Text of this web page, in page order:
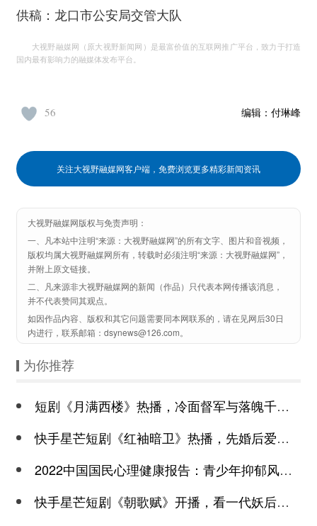
供稿：龙口市公安局交管大队
大视野融媒网（原大视野新闻网）是最富价值的互联网推广平台，致力于打造
国内最有影响力的融媒体发布平台。
编辑： 付琳峰
56
关注大视野融媒网客户端，免费浏览更多精彩新闻资讯
大视野融媒网版权与免责声明：
一、凡本站中注明“来源：大视野融媒网”的所有文字、图片和音视频，
版权均属大视野融媒网所有，转载时必须注明“来源：大视野融媒网”，
并附上原文链接。
二、凡来源非大视野融媒网的新闻（作品）只代表本网传播该消息，
并不代表赞同其观点。
如因作品内容、版权和其它问题需要同本网联系的，请在见网后30日
内进行，联系邮箱：dsynews@126.com。
为你推荐
短剧《月满西楼》热播，冷面督军与落魄千金谱写民国传奇
快手星芒短剧《红袖暗卫》热播，先婚后爱诠释别样浪漫
2022中国国民心理健康报告：青少年抑郁风险高于成年
快手星芒短剧《朝歌赋》开播，看一代妖后与心机皇上极限拉扯